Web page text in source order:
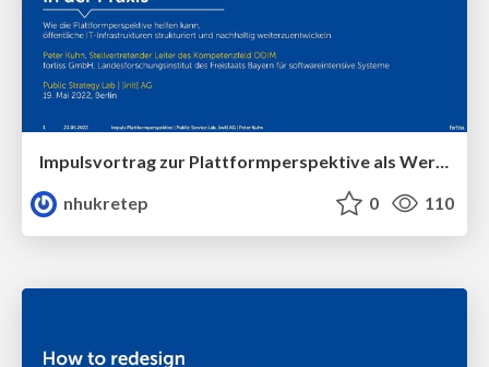
Impulsvortrag zur Plattformperspektive als Werkzeug für Infrastrukturanalyse
nhukretep
0 110